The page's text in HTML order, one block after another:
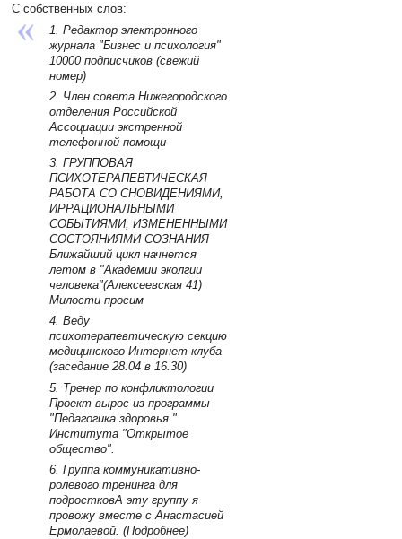
С собственных слов:
1. Редактор электронного
журнала "Бизнес и психология"
10000 подписчиков (свежий
номер)
2. Член совета Нижегородского
отделения Российской
Ассоциации экстренной
телефонной помощи
3. ГРУППОВАЯ
ПСИХОТЕРАПЕВТИЧЕСКАЯ
РАБОТА СО СНОВИДЕНИЯМИ,
ИРРАЦИОНАЛЬНЫМИ
СОБЫТИЯМИ, ИЗМЕНЕННЫМИ
СОСТОЯНИЯМИ СОЗНАНИЯ
Ближайший цикл начнется
летом в "Академии эколгии
человека"(Алексеевская 41)
Милости просим
4. Веду
психотерапевтическую секцию
медицинского Интернет-клуба
(заседание 28.04 в 16.30)
5. Тренер по конфликтологии
Проект вырос из программы
"Педагогика здоровья "
Института "Открытое
общество".
6. Группа коммуникативно-
ролевого тренинга для
подростковА эту группу я
провожу вместе с Анастасией
Ермолаевой. (Подробнее)